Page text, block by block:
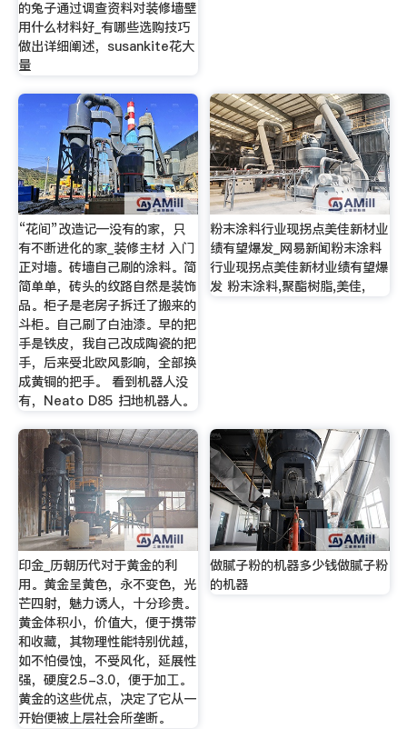
的兔子通过调查资料对装修墙壁
用什么材料好_有哪些选购技巧
做出详细阐述，susankite花大
量
“花间”改造记—没有的家，只
有不断进化的家_装修主材 入门
正对墙。砖墙自己刷的涂料。简
简单单，砖头的纹路自然是装饰
品。柜子是老房子拆迁了搬来的
斗柜。自己刷了白油漆。早的把
手是铁皮，我自己改成陶瓷的把
手，后来受北欧风影响，全部换
成黄铜的把手。 看到机器人没
有，Neato D85 扫地机器人。
粉末涂料行业现拐点美佳新材业
绩有望爆发_网易新闻粉末涂料
行业现拐点美佳新材业绩有望爆
发 粉末涂料,聚酯树脂,美佳,
印金_历朝历代对于黄金的利
用。黄金呈黄色，永不变色，光
芒四射，魅力诱人，十分珍贵。
黄金体积小，价值大，便于携带
和收藏，其物理性能特别优越，
如不怕侵蚀，不受风化，延展性
强，硬度2.5-3.0，便于加工。
黄金的这些优点，决定了它从一
开始便被上层社会所垄断。
做腻子粉的机器多少钱做腻子粉
的机器